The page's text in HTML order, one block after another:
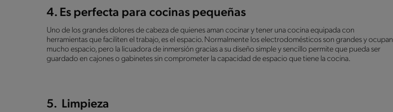
4. Es perfecta para cocinas pequeñas
Uno de los grandes dolores de cabeza de quienes aman cocinar y tener una cocina equipada con
herramientas que faciliten el trabajo, es el espacio. Normalmente los electrodomésticos son grandes y ocupan
mucho espacio, pero la licuadora de inmersión gracias a su diseño simple y sencillo permite que pueda ser
guardado en cajones o gabinetes sin comprometer la capacidad de espacio que tiene la cocina.
5. Limpieza